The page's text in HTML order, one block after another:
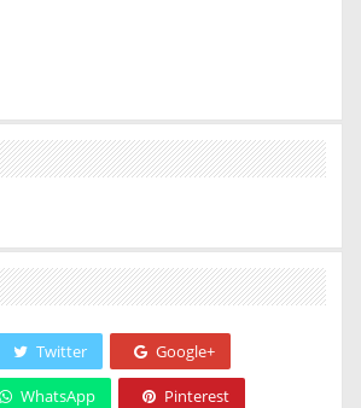
Twitter Google+
WhatsApp Pinterest